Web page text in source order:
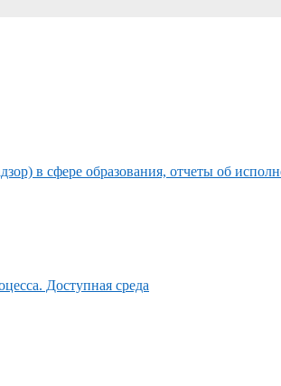
в сфере образования, отчеты об
Доступная среда